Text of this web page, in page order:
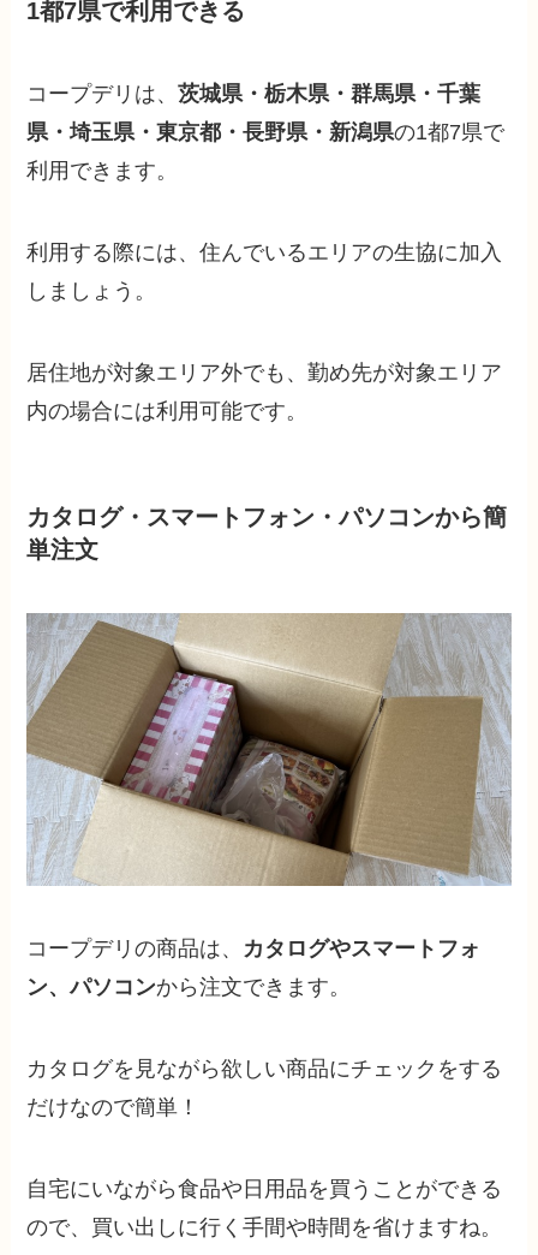
1都7県で利用できる
コープデリは、茨城県・栃木県・群馬県・千葉
県・埼玉県・東京都・長野県・新潟県の1都7県で
利用できます。
利用する際には、住んでいるエリアの生協に加入
しましょう。
居住地が対象エリア外でも、勤め先が対象エリア
内の場合には利用可能です。
カタログ・スマートフォン・パソコンから簡
単注文
コープデリの商品は、 カタログやスマートフォ
ン、パソコンから注文できます。
カタログを見ながら欲しい商品にチェックをする
だけなので簡単！
自宅にいながら食品や日用品を買うことができる
ので、買い出しに行く手間や時間を省けますね。